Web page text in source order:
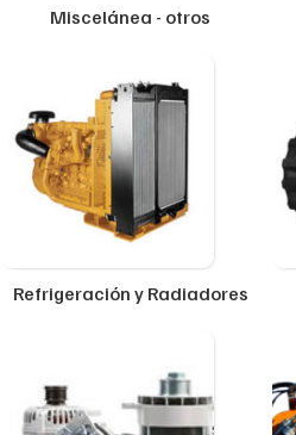
Miscelánea - otros
Refrigeración y Radiadores